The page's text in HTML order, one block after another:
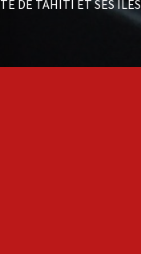
DE TAHITI ET SES ÎLES